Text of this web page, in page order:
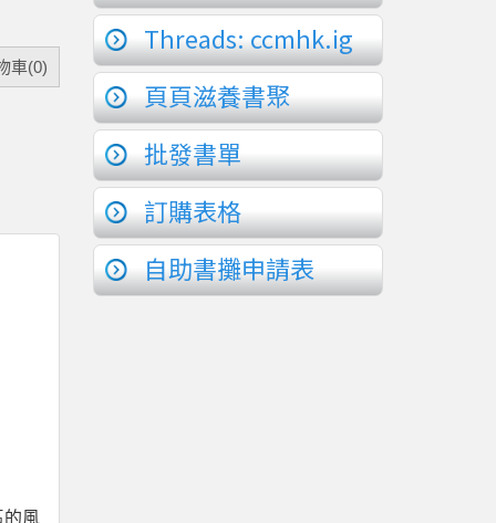
車(0)
的風
Threads: ccmhk.ig
頁頁滋養書聚
批發書單
訂購表格
自助書攤申請表